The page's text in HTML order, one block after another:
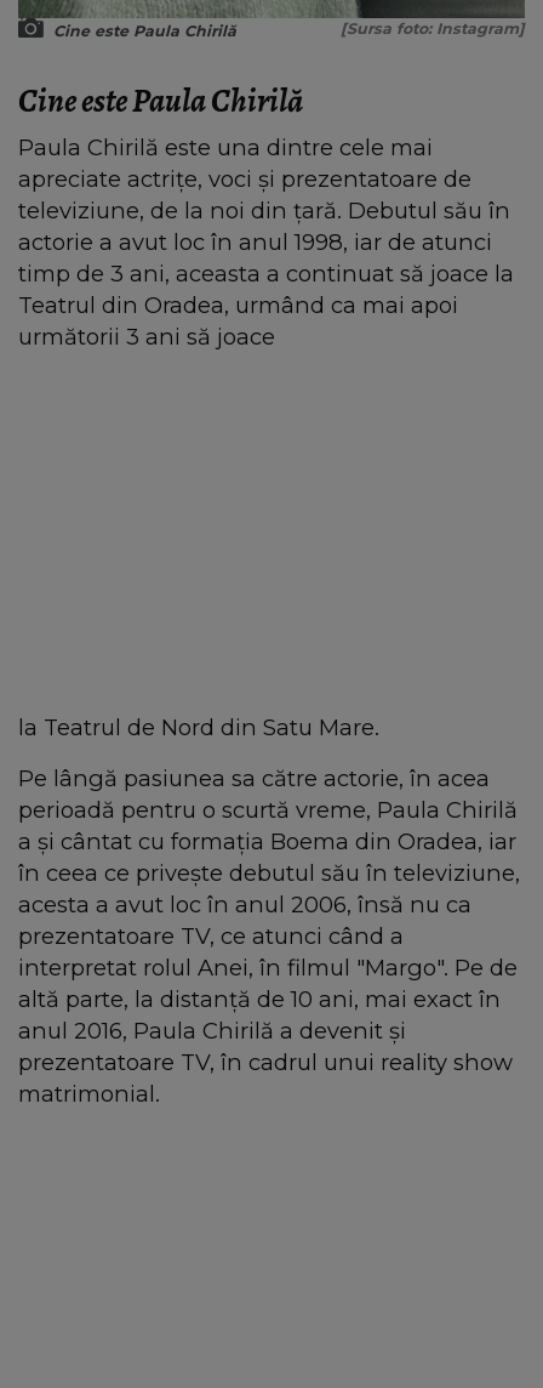
Cine este Paula Chirilă [Sursa foto: Instagram]
Cine este Paula Chirilă
Paula Chirilă este una dintre cele mai
apreciate actrițe, voci și prezentatoare de
televiziune, de la noi din țară. Debutul său în
actorie a avut loc în anul 1998, iar de atunci
timp de 3 ani, aceasta a continuat să joace la
Teatrul din Oradea, urmând ca mai apoi
următorii 3 ani să joace
la Teatrul de Nord din Satu Mare.
Pe lângă pasiunea sa către actorie, în acea
perioadă pentru o scurtă vreme, Paula Chirilă
a și cântat cu formația Boema din Oradea, iar
în ceea ce privește debutul său în televiziune,
acesta a avut loc în anul 2006, însă nu ca
prezentatoare TV, ce atunci când a
interpretat rolul Anei, în filmul "Margo". Pe de
altă parte, la distanță de 10 ani, mai exact în
anul 2016, Paula Chirilă a devenit și
prezentatoare TV, în cadrul unui reality show
matrimonial.